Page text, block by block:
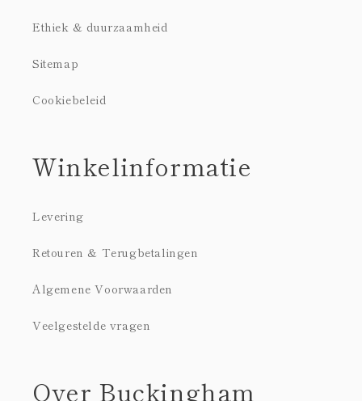
Ethiek & duurzaamheid
Sitemap
Cookiebeleid
Winkelinformatie
Levering
Retouren & Terugbetalingen
Algemene Voorwaarden
Veelgestelde vragen
Over Buckingham